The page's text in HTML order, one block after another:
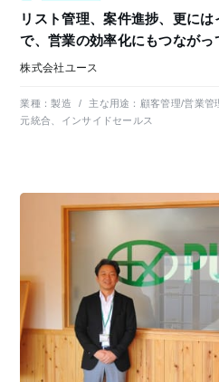
リスト管理、案件進捗、更に
で、営業の効率化にもつながっ
株式会社ユース
業種：製造 / 主な用途： 顧客管理/営業管
元統合、インサイドセールス